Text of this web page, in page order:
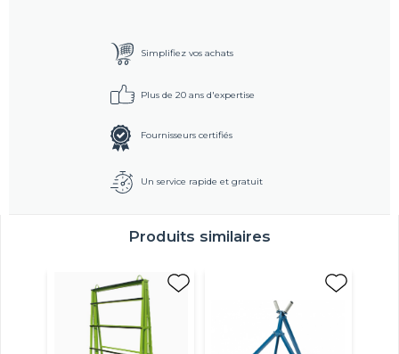
Simplifiez vos achats
Plus de 20 ans d'expertise
Fournisseurs certifiés
Un service rapide et gratuit
Produits similaires